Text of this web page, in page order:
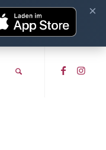
×